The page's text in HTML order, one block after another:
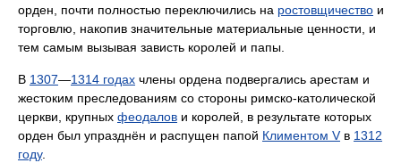
орден, почти полностью переключились на ростовщичество и
торговлю, накопив значительные материальные ценности, и
тем самым вызывая зависть королей и папы.
В 1307—1314 годах члены ордена подвергались арестам и
жестоким преследованиям со стороны римско-католической
церкви, крупных феодалов и королей, в результате которых
орден был упразднён и распущен папой Климентом Vв 1312
году.